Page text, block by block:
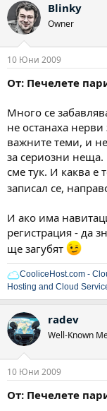
Blinky
Owner
10 Юни 2009
От: Печелете
Много се
не останаха
важните теми, и
за сериозни
сме тук. И каква е
записал се,
И ако има
регистрация - да
ще загубят
CooliceHost.com -
Hosting and Cloud
radev
Well-Known
10 Юни 2009
От: Печелете